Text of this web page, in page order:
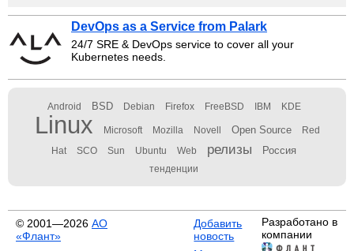
DevOps as a Service from Palark
24/7 SRE & DevOps service to cover all your
Kubernetes needs.
Android BSD Debian Firefox FreeBSD IBM KDE
Linux Microsoft Mozilla Novell Open Source Red
Hat SCO Sun Ubuntu Web релизы Россия
тенденции
© 2001—2026 АО
«Флант»
Добавить
новость
Разработано в
компании